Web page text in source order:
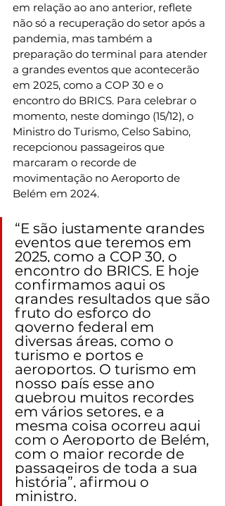
em relação ao ano anterior, reflete
não só a recuperação do setor após a
pandemia, mas também a
preparação do terminal para atender
a grandes eventos que acontecerão
em 2025, como a COP 30 e o
encontro do BRICS. Para celebrar o
momento, neste domingo (15/12), o
Ministro do Turismo, Celso Sabino,
recepcionou passageiros que
marcaram o recorde de
movimentação no Aeroporto de
Belém em 2024.
“E são justamente grandes
eventos que teremos em
2025, como a COP 30, o
encontro do BRICS. E hoje
confirmamos aqui os
grandes resultados que são
fruto do esforço do
governo federal em
diversas áreas, como o
turismo e portos e
aeroportos. O turismo em
nosso país esse ano
quebrou muitos recordes
em vários setores, e a
mesma coisa ocorreu aqui
com o Aeroporto de Belém,
com o maior recorde de
passageiros de toda a sua
história”, afirmou o
ministro.